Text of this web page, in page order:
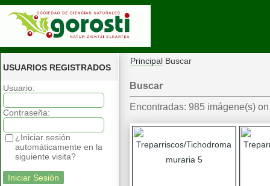
USUARIOS REGISTRADOS
Usuario:
Contraseña:
¿Iniciar sesión
automáticamente en la
siguiente visita?
Principal Buscar
Buscar
Encontradas: 985 imágene(s)